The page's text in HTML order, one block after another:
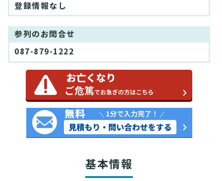
登録情報なし
参列のお問合せ
087-879-1222
基本情報